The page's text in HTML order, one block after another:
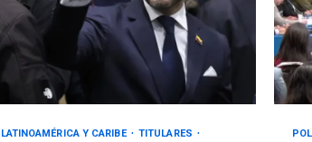
LATINOAMÉRICA Y CARIBE
TITULARES